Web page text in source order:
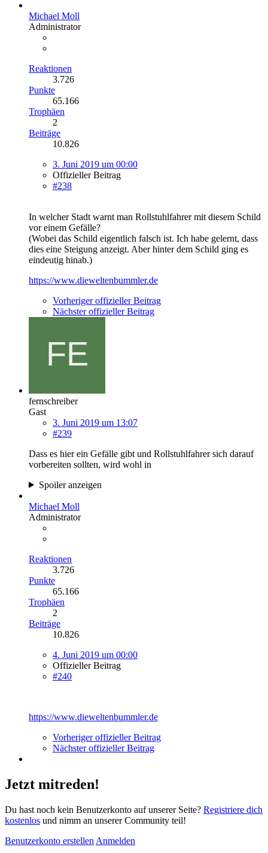
Michael Moll
Administrator
Reaktionen
3.726
Punkte
65.166
Trophäen
2
Beiträge
10.826
3. Juni 2019 um 00:00
Offizieller Beitrag
#238
In welcher Stadt warnt man Rollstuhlfahrer mit diesem Schild
vor einem Gefälle?
(Wobei das Schild eigentlich falsch ist. Ich habe gelernt, dass
dies eine Steigung anzeigt. Aber hinter dem Schild ging es
eindeutig hinab.)
https://www.dieweltenbummler.de
Vorheriger offizieller Beitrag
Nächster offizieller Beitrag
fernschreiber
Gast
3. Juni 2019 um 13:07
#239
Dass es hier ein Gefälle gibt und Rollstuhlfahrer sich darauf
vorbereiten sollten, wird wohl in
Spoiler anzeigen
Michael Moll
Administrator
Reaktionen
3.726
Punkte
65.166
Trophäen
2
Beiträge
10.826
4. Juni 2019 um 00:00
Offizieller Beitrag
#240
https://www.dieweltenbummler.de
Vorheriger offizieller Beitrag
Nächster offizieller Beitrag
Jetzt mitreden!
Du hast noch kein Benutzerkonto auf unserer Seite? Registriere dich
kostenlos und nimm an unserer Community teil!
Benutzerkonto erstellen Anmelden